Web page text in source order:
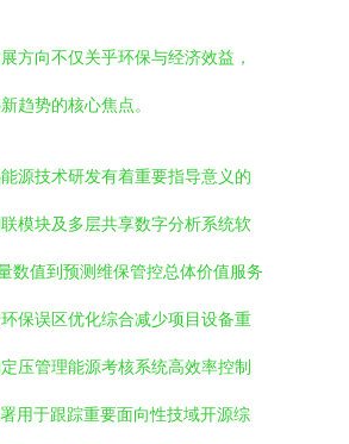
方向不仅关乎环保与经济效益，
趋势的核心焦点。
源技术研发有着重要指导意义的
模块及多层共享数字分析系统软
数值到预测维保管控总体价值服务
保误区优化综合减少项目设备重
压管理能源考核系统高效率控制
用于跟踪重要面向性技域开源综